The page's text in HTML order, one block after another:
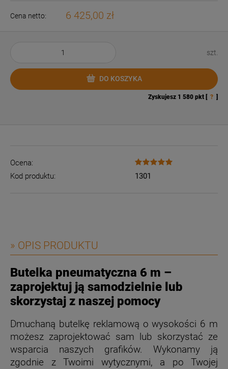
Cena netto: 6 425,00 zł
szt.
DO KOSZYKA
Zyskujesz 1 580 pkt [ ? ]
Ocena:
Kod produktu:
1301
» OPIS PRODUKTU
Butelka pneumatyczna 6 m –
zaprojektuj ją samodzielnie lub
skorzystaj z naszej pomocy
Dmuchaną butelkę reklamową o wysokości 6 m
możesz zaprojektować sam lub skorzystać ze
wsparcia naszych grafików. Wykonamy ją
zgodnie z Twoimi wytycznymi, a po Twojej